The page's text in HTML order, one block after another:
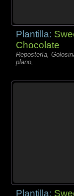
Plantilla:
Chocolate
Repostería,
plano,
Plantilla: